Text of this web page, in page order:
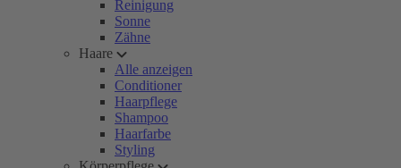
Reinigung
Sonne
Zähne
Haare
Alle anzeigen
Conditioner
Haarpflege
Shampoo
Haarfarbe
Styling